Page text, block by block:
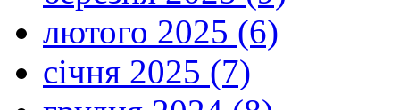
лютого 2025 (6)
січня 2025 (7)